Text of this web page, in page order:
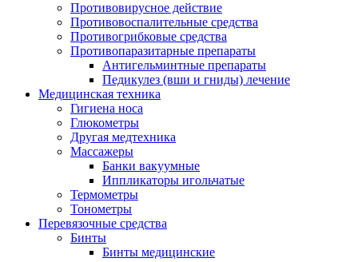
Противовирусное действие
Противовоспалительные средства
Противогрибковые средства
Противопаразитарные препараты
Антигельминтные препараты
Педикулез (вши и гниды) лечение
Медицинская техника
Гигиена носа
Глюкометры
Другая медтехника
Массажеры
Банки вакуумные
Иппликаторы игольчатые
Термометры
Тонометры
Перевязочные средства
Бинты
Бинты медицинские